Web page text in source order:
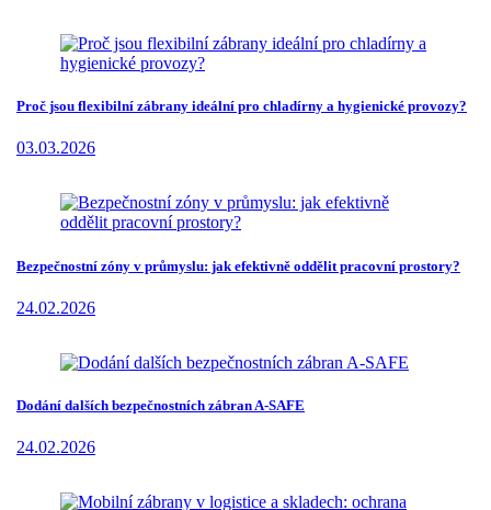
Proč jsou flexibilní zábrany ideální pro chladírny a hygienické provozy?
03.03.2026
Bezpečnostní zóny v průmyslu: jak efektivně oddělit pracovní prostory?
24.02.2026
Dodání dalších bezpečnostních zábran A-SAFE
24.02.2026